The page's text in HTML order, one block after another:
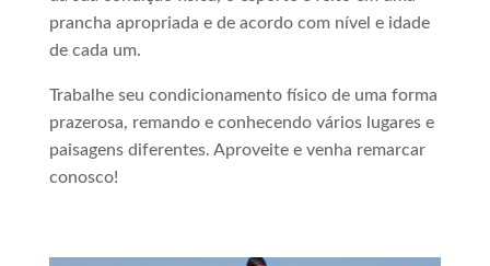
prancha apropriada e de acordo com nível e idade
de cada um.
Trabalhe seu condicionamento físico de uma forma
prazerosa, remando e conhecendo vários lugares e
paisagens diferentes. Aproveite e venha remarcar
conosco!